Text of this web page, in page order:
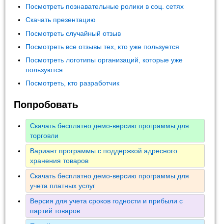
Посмотреть познавательные ролики в соц. сетях
Скачать презентацию
Посмотреть случайный отзыв
Посмотреть все отзывы тех, кто уже пользуется
Посмотреть логотипы организаций, которые уже
пользуются
Посмотреть, кто разработчик
Попробовать
Скачать бесплатно демо-версию программы для
торговли
Вариант программы с поддержкой адресного
хранения товаров
Скачать бесплатно демо-версию программы для
учета платных услуг
Версия для учета сроков годности и прибыли с
партий товаров